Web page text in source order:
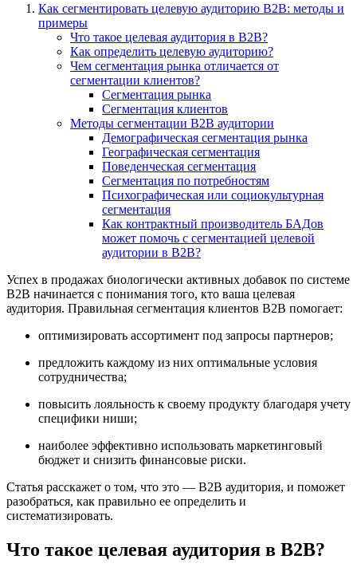
Как сегментировать целевую аудиторию B2B: методы и
примеры
Что такое целевая аудитория в B2B?
Как определить целевую аудиторию?
Чем сегментация рынка отличается от
сегментации клиентов?
Сегментация рынка
Сегментация клиентов
Методы сегментации B2B аудитории
Демографическая сегментация рынка
Географическая сегментация
Поведенческая сегментация
Сегментация по потребностям
Психографическая или социокультурная
сегментация
Как контрактный производитель БАДов
может помочь с сегментацией целевой
аудитории в В2В?
Успех в продажах биологически активных добавок по системе
B2B начинается с понимания того, кто ваша целевая
аудитория. Правильная сегментация клиентов В2В помогает:
оптимизировать ассортимент под запросы партнеров;
предложить каждому из них оптимальные условия
сотрудничества;
повысить лояльность к своему продукту благодаря учету
специфики ниши;
наиболее эффективно использовать маркетинговый
бюджет и снизить финансовые риски.
Статья расскажет о том, что это — В2В аудитория, и поможет
разобраться, как правильно ее определить и
систематизировать.
Что такое целевая аудитория в B2B?